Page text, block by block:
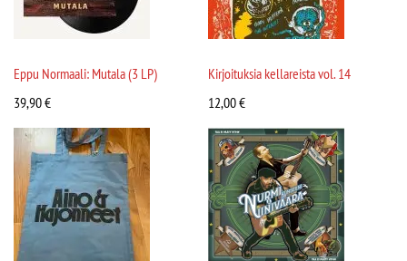
Eppu Normaali: Mutala (3 LP)
39,90€
Kirjoituksia kellareista vol. 14
12,00€